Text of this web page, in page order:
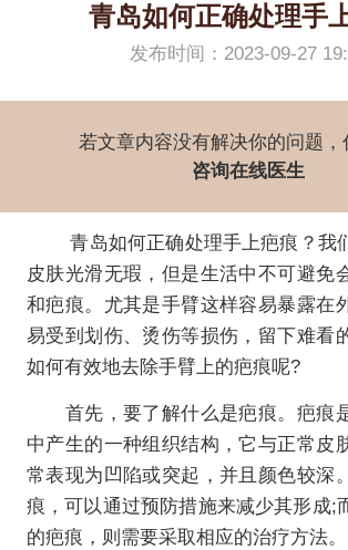
青岛如何正确处理手
发布时间：2023-09-27
若文章内容没有解决你的问题，
咨询在线医生
青岛如何正确处理手上疤痕？我
皮肤光滑无瑕，但是生活中不可避免
和疤痕。尤其是手臂这样容易暴露在
易受到划伤、烫伤等损伤，留下难看
如何有效地去除手臂上的疤痕呢?
首先，要了解什么是疤痕。疤痕
中产生的一种组织结构，它与正常皮
常表现为凹陷或突起，并且颜色较深
痕，可以通过预防措施来减少其形成;
的疤痕，则需要采取相应的治疗方法。